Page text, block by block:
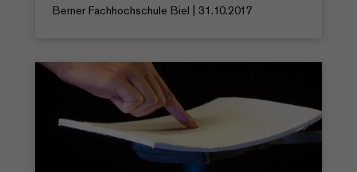
Berner Fachhochschule Biel | 31.10.2017